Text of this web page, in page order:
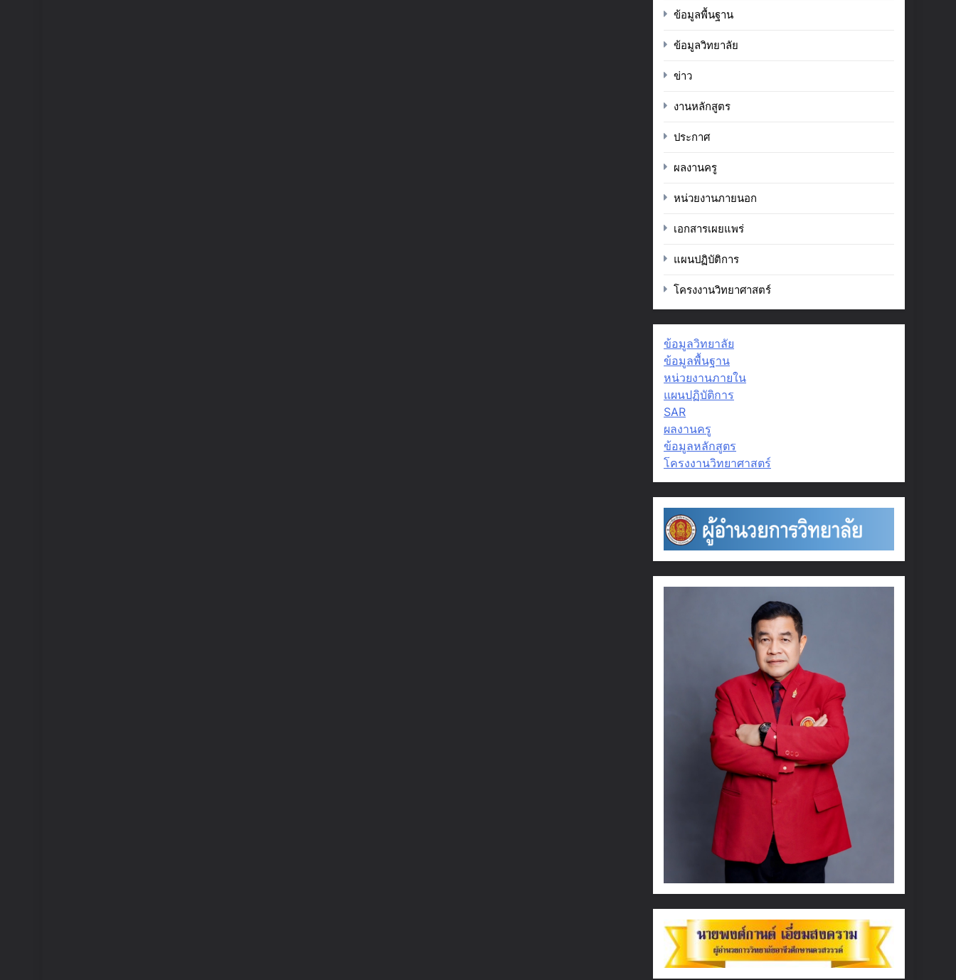
ข้อมูลพื้นฐาน
ข้อมูลวิทยาลัย
ข่าว
งานหลักสูตร
ประกาศ
ผลงานครู
หน่วยงานภายนอก
เอกสารเผยแพร่
แผนปฏิบัติการ
โครงงานวิทยาศาสตร์
ข้อมูลวิทยาลัย
ข้อมูลพื้นฐาน
หน่วยงานภายใน
แผนปฏิบัติการ
SAR
ผลงานครู
ข้อมูลหลักสูตร
โครงงานวิทยาศาสตร์